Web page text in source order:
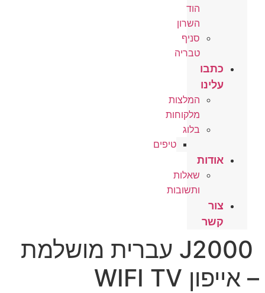
הוד
השרון
סניף
טבריה
כתבו
עלינו
המלצות
מלקוחות
בלוג
טיפים
אודות
שאלות
ותשובות
צור
קשר
J2000 עברית מושלמת
– אייפון WIFI TV